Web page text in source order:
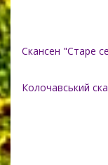
Скансен "Старе
Колочавський